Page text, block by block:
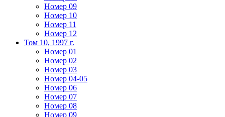
Номер 09
Номер 10
Номер 11
Номер 12
Том 10, 1997 г.
Номер 01
Номер 02
Номер 03
Номер 04-05
Номер 06
Номер 07
Номер 08
Номер 09